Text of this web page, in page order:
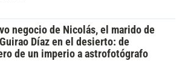
negocio de Nicolás, el marido de
Díaz en el desierto: de
de un imperio a astrofotógrafo